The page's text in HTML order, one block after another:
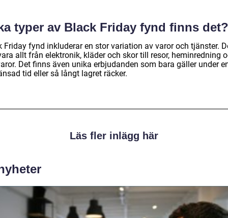
typer av Black Friday fynd finns det?
Friday fynd inkluderar en stor variation av varor och tjänster.
allt från elektronik, kläder och skor till resor, heminredning
Det finns även unika erbjudanden som bara gäller under
tid eller så långt lagret räcker.
Läs fler inlägg här